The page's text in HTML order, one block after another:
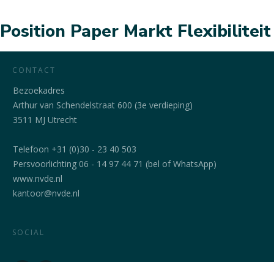
Position Paper Markt Flexibiliteit
CONTACT
Bezoekadres
Arthur van Schendelstraat 600 (3e verdieping)
3511 MJ Utrecht
Telefoon +31 (0)30 - 23 40 503
Persvoorlichting 06 - 14 97 44 71 (bel of WhatsApp)
www.nvde.nl
kantoor@nvde.nl
SOCIAL